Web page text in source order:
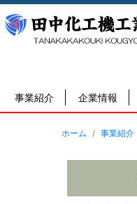
事業紹介 企業情報
ホーム 事業紹介